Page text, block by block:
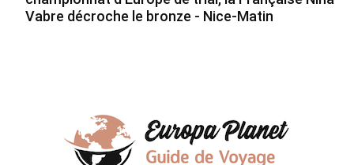
Vabre décroche le bronze - Nice-Matin